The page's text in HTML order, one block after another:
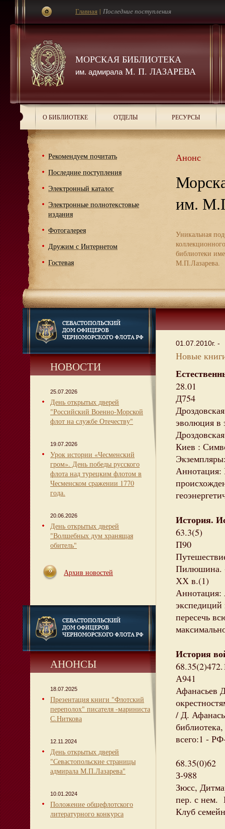
МОРСКАЯ БИБЛИОТЕКА
им. адмиралаМ. П. ЛАЗАРЕВА
Главная | Последние поступления
О БИБЛИОТЕКЕ ОТДЕЛЫ РЕСУРСЫ
Рекомендуем почитать
Последние поступления
Электронный каталог
Электронные полнотекстовые
издания
Фотогалерея
Дружим с Интернетом
Гостевая
Анонс
им.
Уникальная
библиотеки
М.П.Лазарева.
НОВОСТИ
25.07.2026
День открытых дверей
"Российский Военно-Морской
флот на службе Отечеству"
19.07.2026
Урок истории «Чесменский
гром». День победы русского
флота над турецким флотом в
Чесменском сражении 1770
года.
20.06.2026
День открытых дверей
"Волшебных дум хранящая
обитель"
Архив новостей
АНОНСЫ
18.07.2025
Презентация книги "Флотский
переполох" писателя -мариниста
С.Ниткова
12.11.2024
День открытых дверей
"Севастопольские страницы
адмирала М.П.Лазарева"
10.01.2024
Положение общефлотского
литературного конкурса
01.07.2010г. -
Новые
28.01
Д754
эволюция в
Киев :
Аннотация:
История.
63.3(5)
П90
Пилюшина.
ХХ в.(1)
пересечь
История
А941
Афанасьев
/ Д.
всего:1 -
68.35(0)62
З-988
Зюсс,
пер. с нем.
Клуб